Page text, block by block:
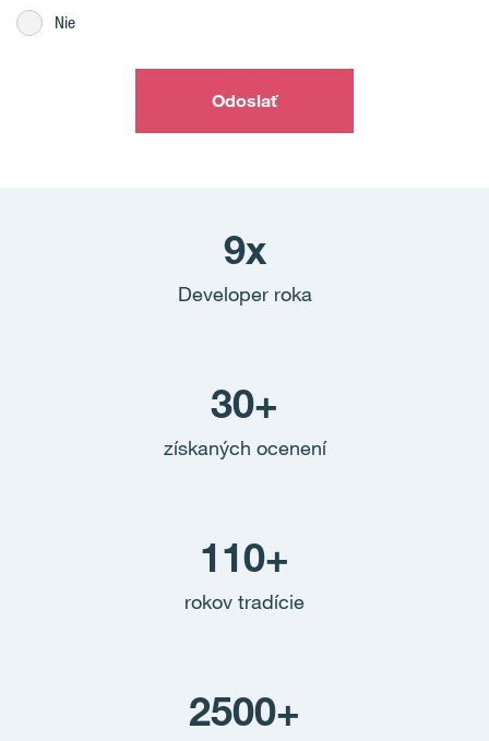
Nie
Odoslať
9x
Developer roka
30+
získaných ocenení
110+
rokov tradície
2500+